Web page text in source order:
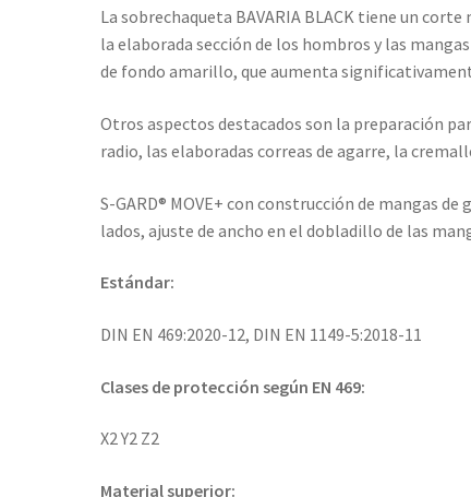
La sobrechaqueta BAVARIA BLACK tiene un
la elaborada sección de los hombros y las
de fondo amarillo, que aumenta
Otros aspectos destacados son la preparación
radio, las elaboradas correas de agarre, la
S-GARD® MOVE+ con construcción de mangas
lados, ajuste de ancho en el dobladillo de las
Estándar:
DIN EN 469:2020-12, DIN EN 1149-5:2018-11
Clases de protección según EN 469:
X2 Y2 Z2
Material superior: